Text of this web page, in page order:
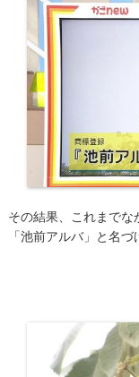
その結果、これまでな
「池前アルバ」と名